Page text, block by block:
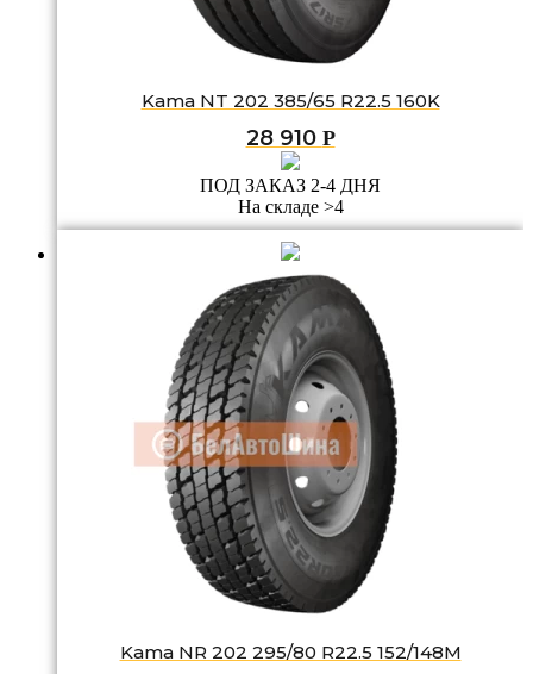
Kama NT 202 385/65 R22.5 160K
28 910 Р
ПОД ЗАКАЗ 2-4 ДНЯ
На складе >4
Kama NR 202 295/80 R22.5 152/148M